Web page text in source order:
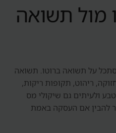
מול תשואה
על תשואה ברוטו. תשואה
ריהוט, תקופות ריקות,
ולעיתים גם שיקולי מס
להבין אם העסקה באמת